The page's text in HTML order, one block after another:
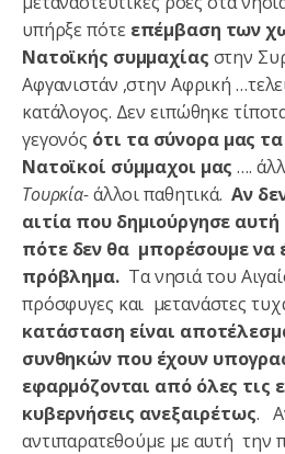
υπήρξε πότε επέμβαση των
Νατοϊκής συμμαχίας στην
Αφγανιστάν ,στην Αφρική
κατάλογος. Δεν ειπώθηκε
γεγονός ότι τα σύνορα μας
Νατοϊκοί σύμμαχοι μας ….
Τουρκία-άλλοι παθητικά.Αν
αιτία που δημιούργησε
πότε δεν θα μπορέσουμε να
πρόβλημα. Τα νησιά του
πρόσφυγες και μετανάστες
κατάσταση είναι
συνθηκών που έχουν
εφαρμόζονται από όλες τις
κυβερνήσεις ανεξαιρέτως.
αντιπαρατεθούμε με αυτή την